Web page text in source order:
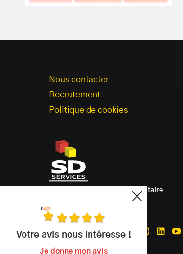
Nous contacter
Recrutement
Politique de cookies
Aménagement de véhicule utilitaire
Nous suivre
Facebook
Votre avis nous intéresse !
Je donne mon avis